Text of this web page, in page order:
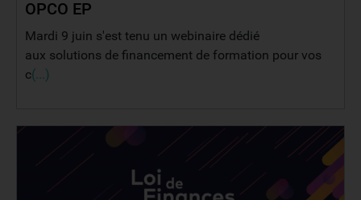
OPCO EP
Mardi 9 juin s'est tenu un webinaire dédié
aux solutions de financement de formation pour vos
c(...)